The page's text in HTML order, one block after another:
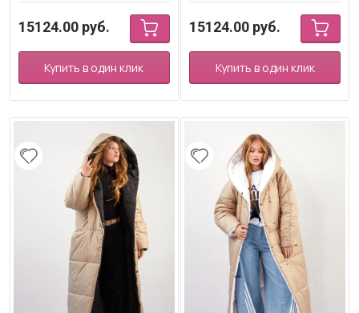
15124.00 руб.
Купить в один клик
15124.00 руб.
Купить в один клик